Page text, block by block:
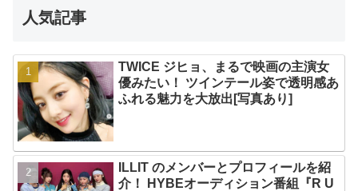
人気記事
TWICE ジヒョ、まるで映画の主演女
優みたい！ ツインテール姿で透明感あ
ふれる魅力を大放出[写真あり]
ILLIT のメンバーとプロフィールを紹
介！ HYBEオーディション番組『R U